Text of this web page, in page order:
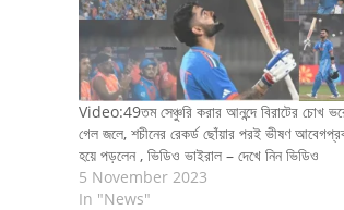
Video:49তম সেঞ্চুরি করার আনন্দে বিরাটের চোখ
গেল জলে, শচীনের রেকর্ড ছোঁয়ার পরই ভীষণ
হয়ে পড়লেন , ভিডিও ভাইরাল – দেখে নিন ভিডিও
5 November 2023
In "News"